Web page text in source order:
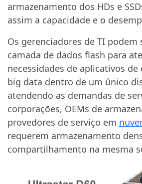
armazenamento dos HDs e
assim a capacidade e o
Os gerenciadores de TI podem
camada de dados flash para
necessidades de aplicativos
big data dentro de um único
atendendo as demandas de
corporações, OEMs de
provedores de serviço em
requerem armazenamento
compartilhamento na mesma